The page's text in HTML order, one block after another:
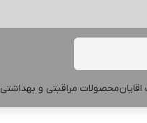
محصولات مراقبتی و بهداشتی